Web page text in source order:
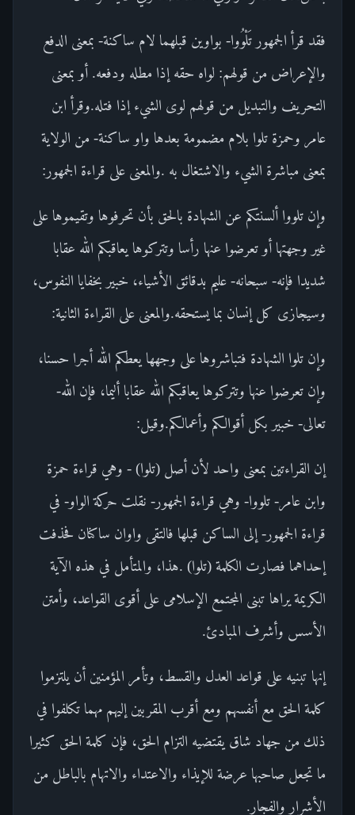
فقد قرأ الجمهور تَلْوُوا- بواوين قبلهما لام ساكنة- بمعنى الدفع
والإعراض من قولهم: لواه حقه إذا مطله ودفعه. أو بمعنى
التحريف والتبديل من قولهم لوى الشيء إذا فتله.وقرأ ابن
عامر وحمزة تلوا بلام مضمومة بعدها واو ساكنة- من الولاية
بمعنى مباشرة الشيء والاشتغال به .والمعنى على قراءة الجمهور:
وإن تلووا ألسنتكم عن الشهادة بالحق بأن تحرفوها وتقيموها على
غير وجهتها أو تعرضوا عنها رأسا وتتركوها يعاقبكم الله عقابا
شديدا فإنه- سبحانه- عليم بدقائق الأشياء، خبير بخفايا النفوس،
وسيجازى كل إنسان بما يستحقه.والمعنى على القراءة الثانية:
وإن تلوا الشهادة فتباشروها على وجهها يعطكم الله أجرا حسنا،
وإن تعرضوا عنها وتتركوها يعاقبكم الله عقابا أليما، فإن الله-
تعالى- خبير بكل أقوالكم وأعمالكم.وقيل:
إن القراءتين بمعنى واحد لأن أصل (تلوا) - وهي قراءة حمزة
وابن عامر- تلووا- وهي قراءة الجمهور- نقلت حركة الواو- في
قراءة الجمهور- إلى الساكن قبلها فالتقى واوان ساكنان فحذفت
إحداهما فصارت الكلمة (تلوا) .هذا، والمتأمل في هذه الآية
الكريمة يراها تبنى المجتمع الإسلامى على أقوى القواعد، وأمتن
الأسس وأشرف المبادئ.
إنها تبنيه على قواعد العدل والقسط، وتأمر المؤمنين أن يلتزموا
كلمة الحق مع أنفسهم ومع أقرب المقربين إليهم مهما تكلفوا في
ذلك من جهاد شاق يقتضيه التزام الحق، فإن كلمة الحق كثيرا
ما تجعل صاحبها عرضة للإيذاء والاعتداء والاتهام بالباطل من
الأشرار والفجار.